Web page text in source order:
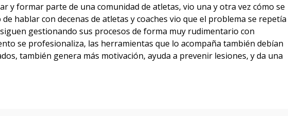
y formar parte de una comunidad de atletas, vio una y otra vez cómo se
hablar con decenas de atletas y coaches vio que el problema se repetía
gestionando sus procesos de forma muy rudimentario con
se profesionaliza, las herramientas que lo acompaña también debían
también genera más motivación, ayuda a prevenir lesiones, y da una